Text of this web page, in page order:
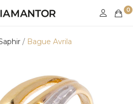
0
Bague Avrila